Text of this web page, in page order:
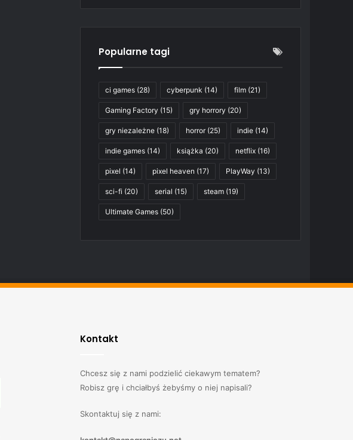
Popularne tagi
ci games (28) cyberpunk (14) film (21)
Gaming Factory (15) gry horrory (20)
gry niezależne (18) horror(25) indie (14)
indie games (14) książka (20) netflix (16)
pixel (14) pixel heaven (17) PlayWay (13)
sci-fi (20) serial (15) steam (19)
Ultimate Games (50)
Kontakt
Chcesz się z nami podzielić ciekawym tematem?
Robisz grę i chciałbyś żebyśmy o niej napisali?
Skontaktuj się z nami: